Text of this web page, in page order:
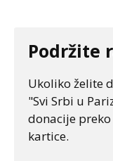
Podržite
Ukoliko želite
"Svi Srbi u
donacije
kartice.